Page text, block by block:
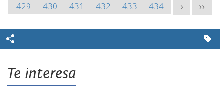
429
430 431 432 433 434 > >>
Te interesa